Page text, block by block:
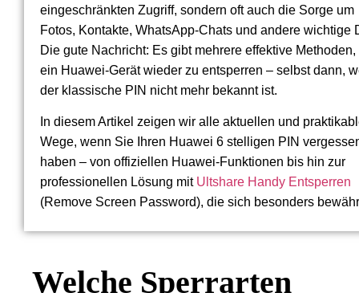
eingeschränkten Zugriff, sondern oft auch die Sorge um
Fotos, Kontakte, WhatsApp-Chats und andere wichtige
Die gute Nachricht: Es gibt mehrere effektive Methoden,
ein Huawei-Gerät wieder zu entsperren – selbst dann,
der klassische PIN nicht mehr bekannt ist.
In diesem Artikel zeigen wir alle aktuellen und
Wege, wenn Sie Ihren Huawei 6 stelligen PIN
haben – von offiziellen Huawei-Funktionen bis hin zur
professionellen Lösung mit Ultshare Handy Entsperren
(Remove Screen Password), die sich besonders
Welche Sperrarten